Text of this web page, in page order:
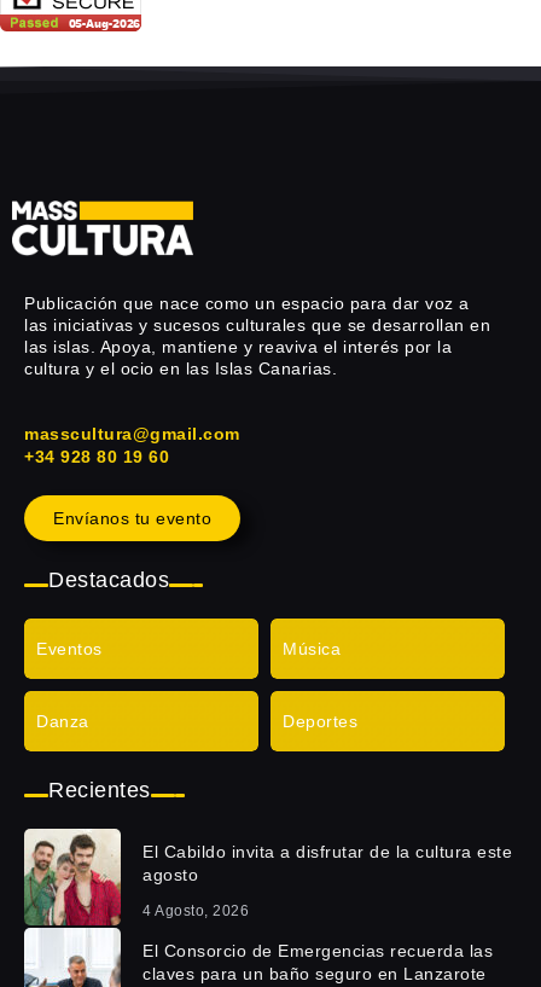
Publicación que nace como un espacio para dar voz a
las iniciativas y sucesos culturales que se desarrollan en
las islas. Apoya, mantiene y reaviva el interés por la
cultura y el ocio en las Islas Canarias.
masscultura@gmail.com
+34 928 80 19 60
Envíanos tu evento
Destacados
Eventos Música
Danza Deportes
Recientes
El Cabildo invita a disfrutar de la cultura este
agosto
4 Agosto, 2026
El Consorcio de Emergencias recuerda las
claves para un baño seguro en Lanzarote